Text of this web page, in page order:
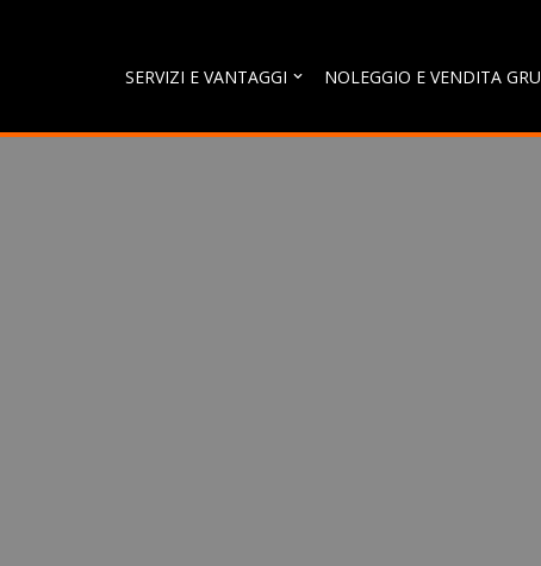
contenuto
SERVIZI E VANTAGGI NOLEGGIO E VENDITA GRU